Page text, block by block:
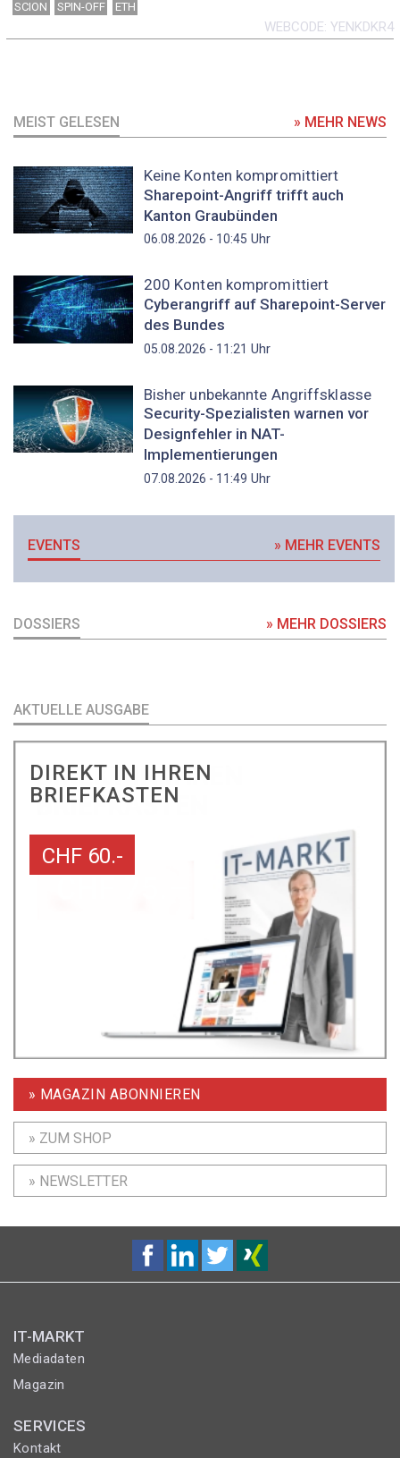
SCION SPIN-OFF ETH
WEBCODE YENKDKR4
MEIST GELESEN » MEHR NEWS
Keine Konten kompromittiert
Sharepoint-Angriff trifft auch
Kanton Graubünden
06.08.2026 - 10:45 Uhr
200 Konten kompromittiert
Cyberangriff auf Sharepoint-Server
des Bundes
05.08.2026 - 11:21 Uhr
Bisher unbekannte Angriffsklasse
Security-Spezialisten warnen vor
Designfehler in NAT-
Implementierungen
07.08.2026 - 11:49 Uhr
EVENTS » MEHR EVENTS
DOSSIERS » MEHR DOSSIERS
AKTUELLE AUSGABE
DIREKT IN IHREN
BRIEFKASTEN
CHF 60.-
» MAGAZIN ABONNIEREN
» ZUM SHOP
» NEWSLETTER
IT-MARKT
Mediadaten
Magazin
SERVICES
Kontakt